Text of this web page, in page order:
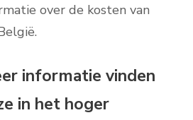
over de kosten van
informatie vinden
in het hoger